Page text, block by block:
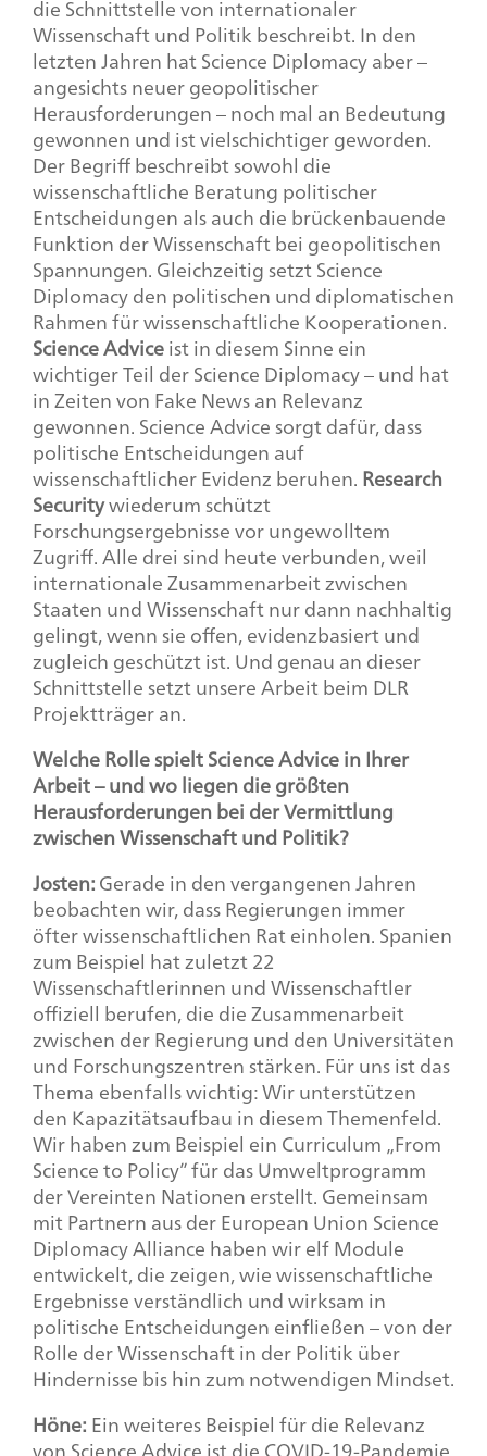
die Schnittstelle von internationaler
Wissenschaft und Politik beschreibt. In den
letzten Jahren hat Science Diplomacy aber –
angesichts neuer geopolitischer
Herausforderungen – noch mal an Bedeutung
gewonnen und ist vielschichtiger geworden.
Der Begriff beschreibt sowohl die
wissenschaftliche Beratung politischer
Entscheidungen als auch die brückenbauende
Funktion der Wissenschaft bei geopolitischen
Spannungen. Gleichzeitig setztScience
Diplomacyden politischen und diplomatischen
Rahmen für wissenschaftliche Kooperationen.
Science Adviceist in diesem Sinne ein
wichtiger Teil derScience Diplomacy– und hat
in Zeiten von Fake News an Relevanz
gewonnen. Science Advice sorgt dafür, dass
politische Entscheidungen auf
wissenschaftlicher Evidenz beruhen.Research
Securitywiederum schützt
Forschungsergebnisse vor ungewolltem
Zugriff. Alle drei sind heute verbunden, weil
internationale Zusammenarbeit zwischen
Staaten und Wissenschaft nur dann nachhaltig
gelingt, wenn sie offen, evidenzbasiert und
zugleich geschützt ist. Und genau an dieser
Schnittstelle setzt unsere Arbeit beim DLR
Projektträger an.
Welche Rolle spielt Science Advice in Ihrer
Arbeit – und wo liegen die größten
Herausforderungen bei der Vermittlung
zwischen Wissenschaft und Politik?
Josten:Gerade in den vergangenen Jahren
beobachten wir, dass Regierungen immer
öfter wissenschaftlichen Rat einholen. Spanien
zum Beispiel hat zuletzt 22
Wissenschaftlerinnen und Wissenschaftler
offiziell berufen, die die Zusammenarbeit
zwischen der Regierung und den Universitäten
und Forschungszentren stärken. Für uns ist das
Thema ebenfalls wichtig: Wir unterstützen
den Kapazitätsaufbau in diesem Themenfeld.
Wir haben zum Beispiel ein Curriculum „From
Science to Policy” für das Umweltprogramm
der Vereinten Nationen erstellt. Gemeinsam
mit Partnern aus derEuropean Union Science
Diplomacy Alliancehaben wir elf Module
entwickelt, die zeigen, wie wissenschaftliche
Ergebnisse verständlich und wirksam in
politische Entscheidungen einfließen – von der
Rolle der Wissenschaft in der Politik über
Hindernisse bis hin zum notwendigenMindset.
Höne:Ein weiteres Beispiel für die Relevanz